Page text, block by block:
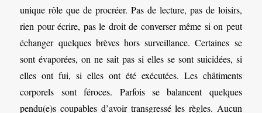
unique rôle que de procréer. Pas de lecture, pas de loisirs,
rien pour écrire, pas le droit de converser même si on peut
échanger quelques brèves hors surveillance. Certaines se
sont évaporées, on ne sait pas si elles se sont suicidées, si
elles ont fui, si elles ont été exécutées. Les châtiments
corporels sont féroces. Parfois se balancent quelques
pendu(e)s coupables d’avoir transgressé les règles. Aucun